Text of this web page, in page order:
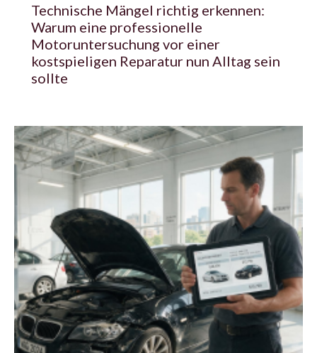
Technische Mängel richtig erkennen:
Warum eine professionelle
Motoruntersuchung vor einer
kostspieligen Reparatur nun Alltag sein
sollte